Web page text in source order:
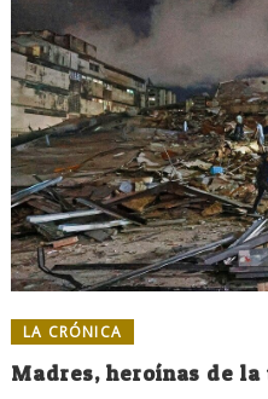
LA CRÓNICA
Madres, heroínas de